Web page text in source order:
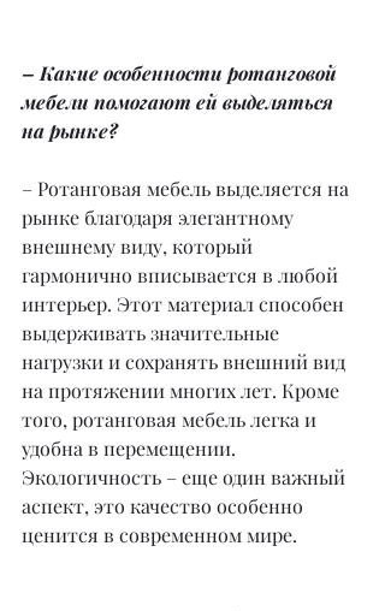
– Какие особенности ротанговой
мебели помогают ей выделяться
на рынке?
– Ротанговая мебель выделяется на
рынке благодаря элегантному
внешнему виду, который
гармонично вписывается в любой
интерьер. Этот материал способен
выдерживать значительные
нагрузки и сохранять внешний вид
на протяжении многих лет. Кроме
того, ротанговая мебель легка и
удобна в перемещении.
Экологичность – еще один важный
аспект, это качество особенно
ценится в современном мире.